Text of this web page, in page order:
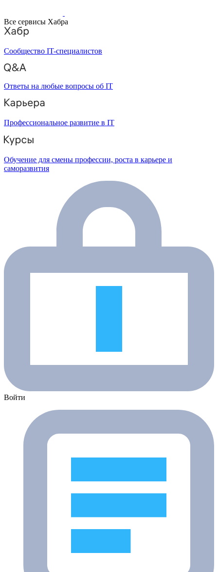
Все сервисы Хабра
Сообщество IT-специалистов
Ответы на любые вопросы об IT
Профессиональное развитие в IT
Обучение для смены профессии, роста в карьере и
саморазвития
Войти